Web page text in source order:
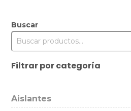
Buscar
Filtrar por categoría
Aislantes